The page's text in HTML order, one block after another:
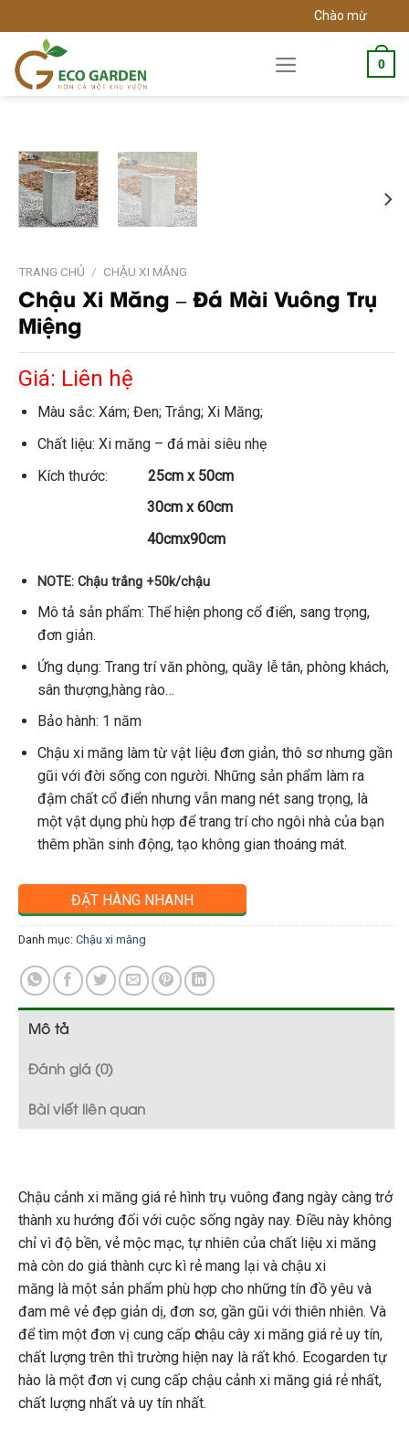
to
content
Chào mừng bạn đến
0
TRANG CHỦ / CHẬU XI MĂNG
Chậu Xi Măng – Đá Mài Vuông Trụ
Miệng
Giá: Liên hệ
Màu sắc: Xám; Đen; Trắng; Xi Măng;
Chất liệu: Xi măng – đá mài siêu nhẹ
Kích thước: 25cm x 50cm
30cm x 60cm
40cmx90cm
NOTE: Chậu trắng +50k/chậu
Mô tả sản phẩm: Thể hiện phong cổ điển, sang trọng,
đơn giản.
Ứng dụng: Trang trí văn phòng, quầy lễ tân, phòng khách,
sân thượng,hàng rào…
Bảo hành: 1 năm
Chậu xi măng làm từ vật liệu đơn giản, thô sơ nhưng gần
gũi với đời sống con người. Những sản phẩm làm ra
đậm chất cổ điển nhưng vẫn mang nét sang trọng, là
một vật dụng phù hợp để trang trí cho ngôi nhà của bạn
thêm phần sinh động, tạo không gian thoáng mát.
ĐẶT HÀNG NHANH
Danh mục: Chậu xi măng
Mô tả
Đánh giá (0)
Bài viết liên quan
Chậu cảnh xi măng giá rẻ hình trụ vuông đang ngày càng trở
thành xu hướng đối với cuộc sống ngày nay. Điều này không
chỉ vì độ bền, vẻ mộc mạc, tự nhiên của chất liệu xi măng
mà còn do giá thành cực kì rẻ mang lại và chậu xi
măng là một sản phẩm phù hợp cho những tín đồ yêu và
đam mê vẻ đẹp giản dị, đơn sơ, gần gũi với thiên nhiên. Và
để tìm một đơn vị cung cấp chậu cây xi măng giá rẻ uy tín,
chất lượng trên thì trường hiện nay là rất khó. Ecogarden tự
hào là một đơn vị cung cấp chậu cảnh xi măng giá rẻ nhất,
chất lượng nhất và uy tín nhất.